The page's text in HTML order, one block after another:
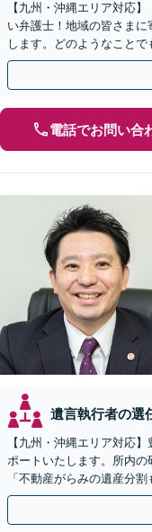
【九州・沖縄エリア対応
い弁護士！地域の皆さま
します。どのようなこと
言書／使い込み／寄与分
電話でお問い合
遺言執行者の選
【九州・沖縄エリア対応
ポートいたします。所内
「不動産がらみの遺産分
策をおこないましょう【夜